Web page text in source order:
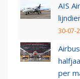
AIS
30-07-
per